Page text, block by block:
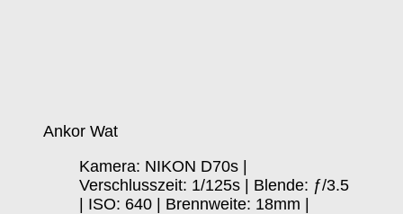
Ankor Wat
Kamera: NIKON D70s |
Verschlusszeit: 1/125s | Blende: ƒ/3.5
| ISO: 640 | Brennweite: 18mm |